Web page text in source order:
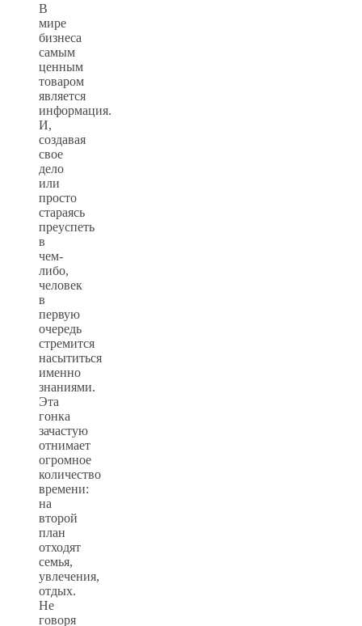
В
мире
бизнеса
самым
ценным
товаром
является
информация.
И,
создавая
свое
дело
или
просто
стараясь
преуспеть
в
чем-
либо,
человек
в
первую
очередь
стремится
насытиться
именно
знаниями.
Эта
гонка
зачастую
отнимает
огромное
количество
времени:
на
второй
план
отходят
семья,
увлечения,
отдых.
Не
говоря